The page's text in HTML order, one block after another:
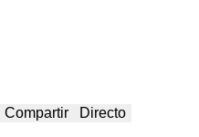
Compartir Directo